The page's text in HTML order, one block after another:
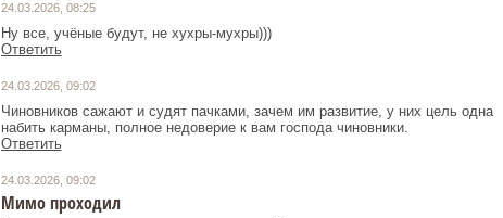
24.03.2026, 08:25
Ну все, учёные будут, не хухры-мухры)))
Ответить
24.03.2026, 09:02
Чиновников сажают и судят пачками, зачем им развитие, у них цель одна
набить карманы, полное недоверие к вам господа чиновники.
Ответить
24.03.2026, 09:02
Мимо проходил